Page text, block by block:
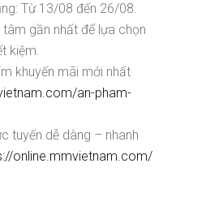
Từ 13/08 đến 26/08.
gần nhất để lựa chọn
kiệm.
khuyến mãi mới nhất
an-pham-
tuyến dễ dàng – nhanh
online.mmvietnam.com/